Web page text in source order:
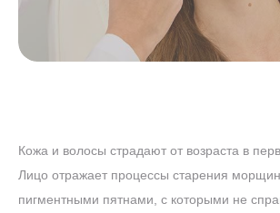
Кожа и волосы страдают от возраста в
Лицо отражает процессы старения
пигментными пятнами, с которыми не